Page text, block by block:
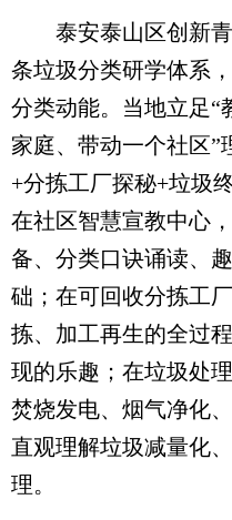
泰安泰山区创新青
条垃圾分类研学体系
分类动能。当地立足“
家庭、带动一个社区”
+分拣工厂探秘+垃圾
在社区智慧宣教中心
备、分类口诀诵读、
础；在可回收分拣工
拣、加工再生的全过
现的乐趣；在垃圾处
焚烧发电、烟气净化
直观理解垃圾减量化
理。